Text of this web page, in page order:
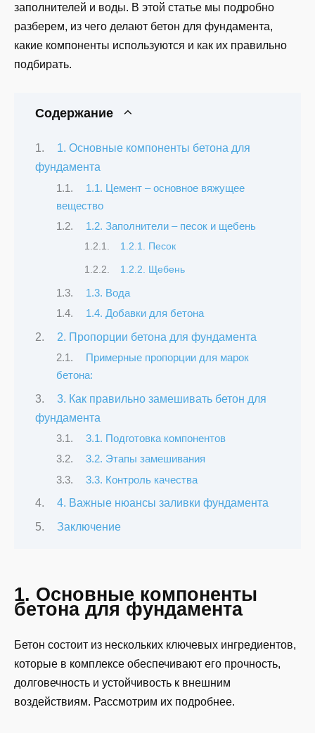
заполнителей и воды. В этой статье мы подробно
разберем, из чего делают бетон для фундамента,
какие компоненты используются и как их правильно
подбирать.
Содержание
1. Основные компоненты бетона для
фундамента
1.1. Цемент – основное вяжущее
вещество
1.2. Заполнители – песок и щебень
1.2.1. Песок
1.2.2. Щебень
1.3. Вода
1.4. Добавки для бетона
2. Пропорции бетона для фундамента
Примерные пропорции для марок
бетона:
3. Как правильно замешивать бетон для
фундамента
3.1. Подготовка компонентов
3.2. Этапы замешивания
3.3. Контроль качества
4. Важные нюансы заливки фундамента
Заключение
1. Основные компоненты
бетона для фундамента
Бетон состоит из нескольких ключевых ингредиентов,
которые в комплексе обеспечивают его прочность,
долговечность и устойчивость к внешним
воздействиям. Рассмотрим их подробнее.